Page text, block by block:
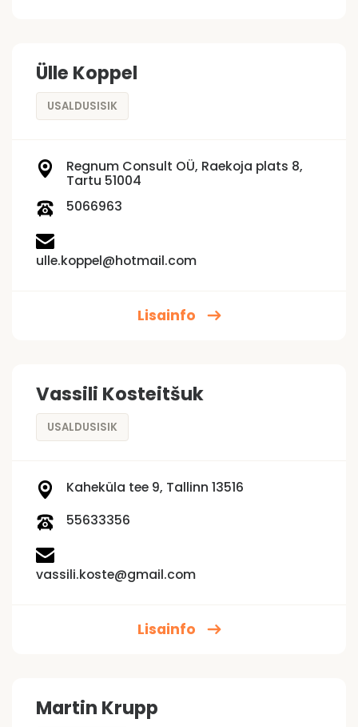
Ülle Koppel
USALDUSISIK
Regnum Consult OÜ, Raekoja plats 8,
Tartu 51004
5066963
ulle.koppel@hotmail.com
Lisainfo
Vassili Kosteitšuk
USALDUSISIK
Kaheküla tee 9, Tallinn 13516
55633356
vassili.koste@gmail.com
Lisainfo
Martin Krupp